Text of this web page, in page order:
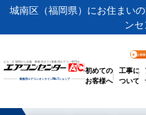
城南区（福岡県）にお住まい
ン
ビル・工場用から店舗・事務所まで | 業務用エアコン専門店
業務用エアコンオンラインNo.1ショップ
お客
初めての
お客様へ
工事に
ついて